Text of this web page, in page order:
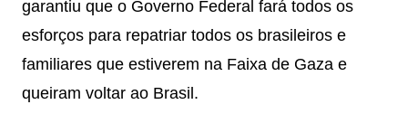
garantiu que o Governo Federal fará todos os
esforços para repatriar todos os brasileiros e
familiares que estiverem na Faixa de Gaza e
queiram voltar ao Brasil.